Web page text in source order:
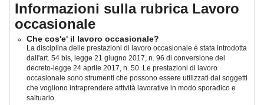
Informazioni sulla rubrica Lavoro
occasionale
Che cos'e' il lavoro occasionale?
La disciplina delle prestazioni di lavoro occasionale è stata introdotta
dall'art. 54 bis, legge 21 giugno 2017, n. 96 di conversione del
decreto-legge 24 aprile 2017, n. 50. Le prestazioni di lavoro
occasionale sono strumenti che possono essere utilizzati dai soggetti
che vogliono intraprendere attività lavorative in modo sporadico e
saltuario.